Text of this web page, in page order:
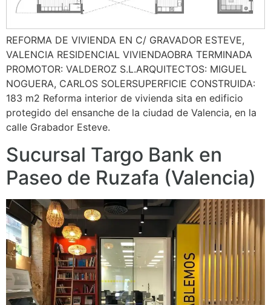
REFORMA DE VIVIENDA EN C/ GRAVADOR ESTEVE,
VALENCIA RESIDENCIAL VIVIENDAOBRA TERMINADA
PROMOTOR: VALDEROZ S.L.ARQUITECTOS: MIGUEL
NOGUERA, CARLOS SOLERSUPERFICIE CONSTRUIDA:
183 m2 Reforma interior de vivienda sita en edificio
protegido del ensanche de la ciudad de Valencia, en la
calle Grabador Esteve.
Sucursal Targo Bank en
Paseo de Ruzafa (Valencia)